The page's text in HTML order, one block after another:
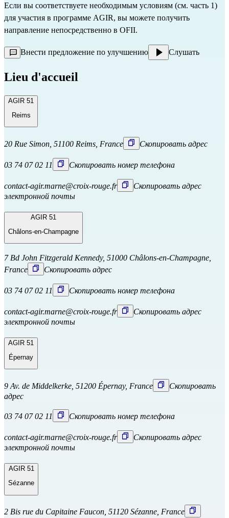
Если вы соответствуете необходимым условиям (см. часть 1)
для участия в программе AGIR, вы можете получить
направление непосредственно в OFII.
Внести предложение по улучшению Слушать
Lieu d'accueil
AGIR 51
Reims
20 Rue Simon, 51100 Reims, France Скопировать адрес
03 74 07 02 11 Скопировать номер телефона
contact-agir.marne@croix-rouge.fr
Скопировать адрес
электронной почты
AGIR 51
Châlons-en-Champagne
7 Bd John Fitzgerald Kennedy, 51000 Châlons-en-Champagne,
France
Скопировать адрес
03 74 07 02 11 Скопировать номер телефона
contact-agir.marne@croix-rouge.fr
Скопировать адрес
электронной почты
AGIR 51
Épernay
9 Av. de Middelkerke, 51200 Épernay, France
Скопировать
адрес
03 74 07 02 11 Скопировать номер телефона
contact-agir.marne@croix-rouge.fr
Скопировать адрес
электронной почты
AGIR 51
Sézanne
2 Bis rue du Capitaine Faucon, 51120 Sézanne, France